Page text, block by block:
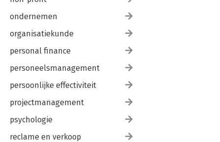
10.5 Overige presentatievormen 390
Register 396
ondernemen
organisatiekunde
personal finance
personeelsmanagement
persoonlijke effectiviteit
projectmanagement
psychologie
reclame en verkoop